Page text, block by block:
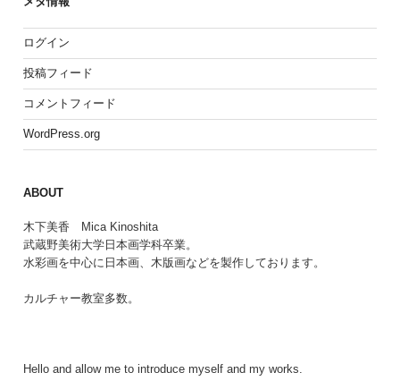
ログイン
投稿フィード
コメントフィード
WordPress.org
ABOUT
木下美香 Mica Kinoshita
武蔵野美術大学日本画学科卒業。
水彩画を中心に日本画、木版画などを製作しております。
カルチャー教室多数。
Hello and allow me to introduce myself and my works.